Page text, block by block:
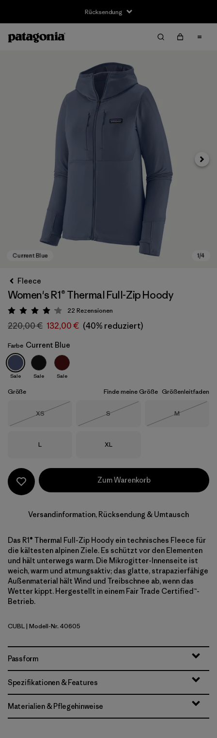
Rücksendung
Current Blue
Fleece
Women's R1® Thermal Full-Zip Hoody
Bewertung: 4.1 / 5
22 Rezensionen
220,00 € 132,00 € (40% reduziert)
Farbe Current Blue
Sale Sale Sale
Größe Finde meine Größe Größenleitfaden
Größe
XS
Größe
S
Größe
M
Größe
L Größe
XL
Zum Warenkorb
Versandinformation, Rücksendung & Umtausch
Das R1® Thermal Full-Zip Hoody ein technisches Fleece für
die kältesten alpinen Ziele. Es schützt vor den Elementen
und hält unterwegs warm. Die Mikrogitter-Innenseite ist
weich, warm und atmungsaktiv; das glatte, strapazierfähige
Außenmaterial hält Wind und Treibschnee ab, wenn das
Wetter kippt. Hergestellt in einem Fair Trade Certified™-
Betrieb.
Current Blue
CUBL| Modell-Nr. 40605
Passform
Spezifikationen & Features
Materialien & Pflegehinweise